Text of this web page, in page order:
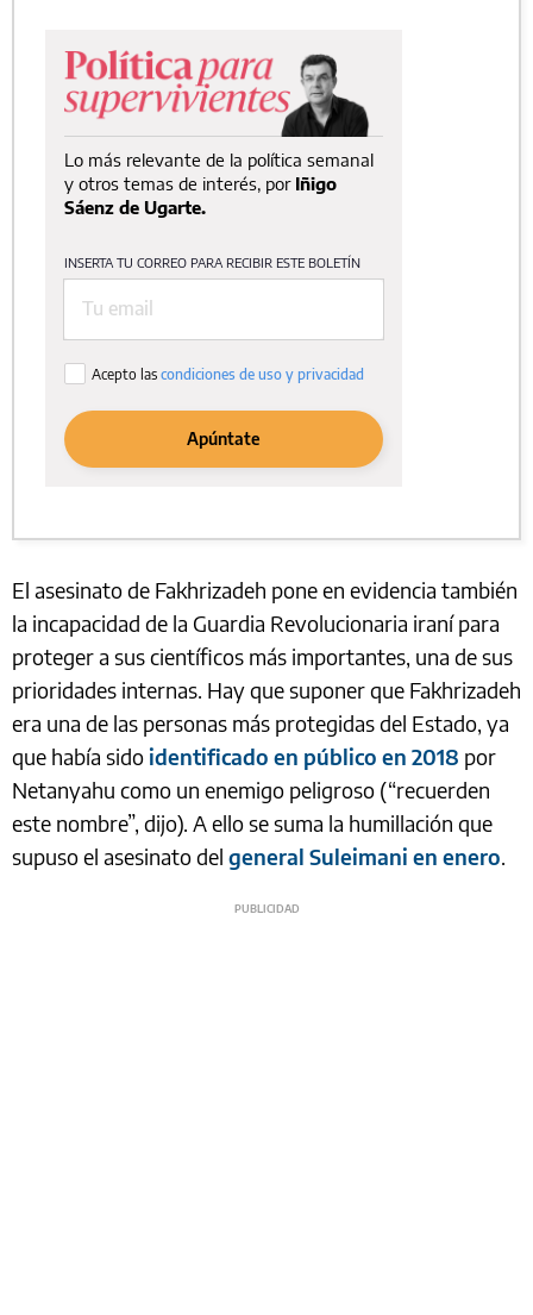
El asesinato de Fakhrizadeh pone en evidencia también
la incapacidad de la Guardia Revolucionaria iraní para
proteger a sus científicos más importantes, una de sus
prioridades internas. Hay que suponer que Fakhrizadeh
era una de las personas más protegidas del Estado, ya
que había sido identificado en público en 2018 por
Netanyahu como un enemigo peligroso (“recuerden
este nombre”, dijo). A ello se suma la humillación que
supuso el asesinato del general Suleimani en enero